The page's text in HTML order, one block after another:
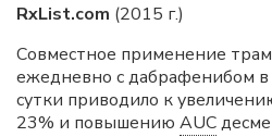
RxList.com (2015 г.)
Совместное применение
ежедневно с дабрафенибом в
сутки приводило к
23% и повышению AUC